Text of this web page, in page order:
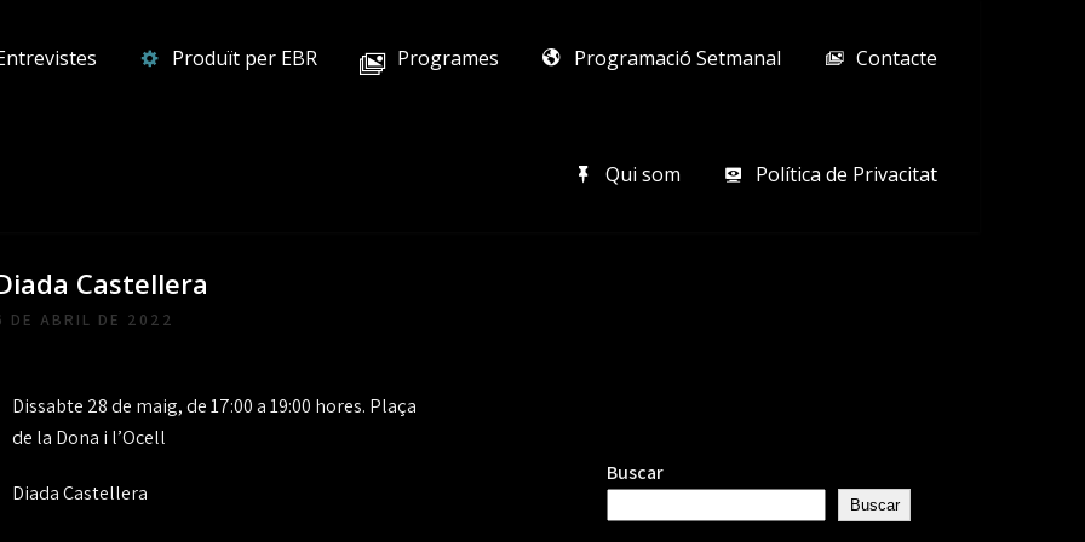
Produït per EBR Programes Programació Setmanal Contacte
Qui som Política de Privacitat
Castellera
DE ABRIL DE 2022
Dissabte 28 de maig, de 17:00 a 19:00 hores. Plaça
de la Dona i l’Ocell
Diada Castellera
Buscar
Buscar